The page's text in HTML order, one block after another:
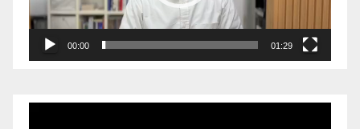
00:00 01:29